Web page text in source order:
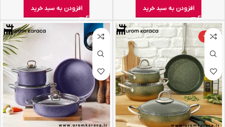
افزودن به سبد خرید افزودن به سبد خرید
-40%